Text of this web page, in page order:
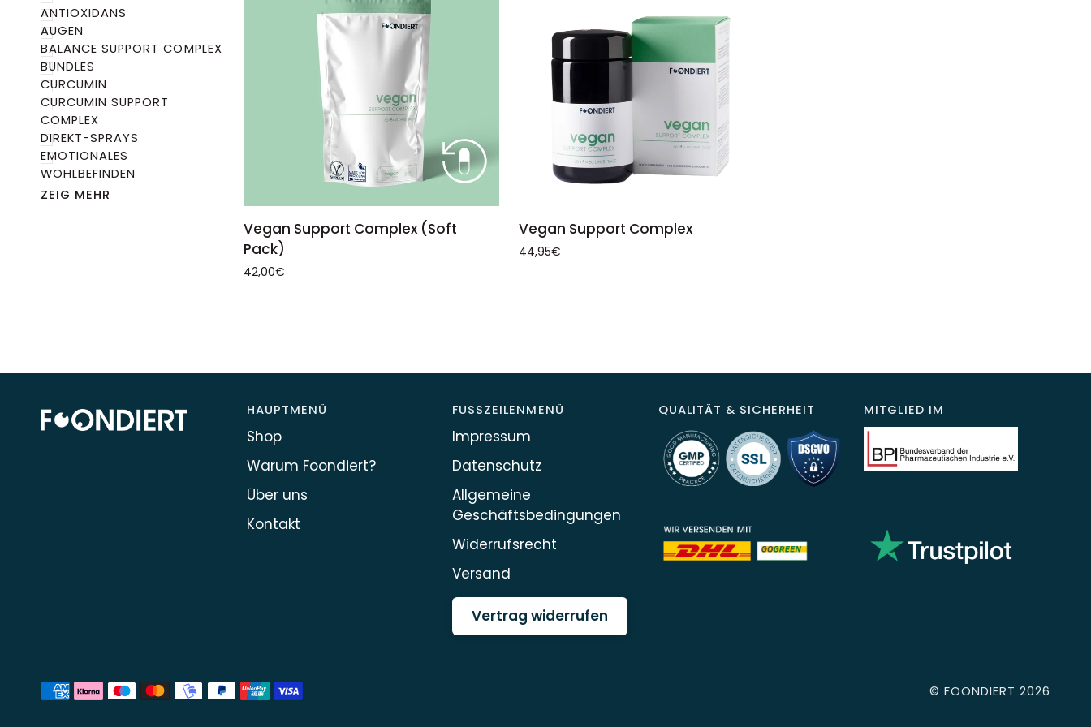
ANTIOXIDANS
AUGEN
BALANCE SUPPORT COMPLEX
BUNDLES
CURCUMIN
CURCUMIN SUPPORT
COMPLEX
DIREKT-SPRAYS
EMOTIONALES
WOHLBEFINDEN
ZEIG MEHR
IN DEN WARENKORB
Vegan
Support
Complex
(Soft
Vegan Support Complex (Soft
Pack)
42,00€
IN DEN WARENKORB
Vegan
Support
Complex
Vegan Support Complex
44,95€
HAUPTMENÜ
Shop
Warum Foondiert?
Über uns
Kontakt
FUSSZEILENMENÜ
Impressum
Datenschutz
Allgemeine
Geschäftsbedingungen
Widerrufsrecht
Versand
Vertrag widerrufen
QUALITÄT & SICHERHEIT MITGLIED IM
© FOONDIERT 2026